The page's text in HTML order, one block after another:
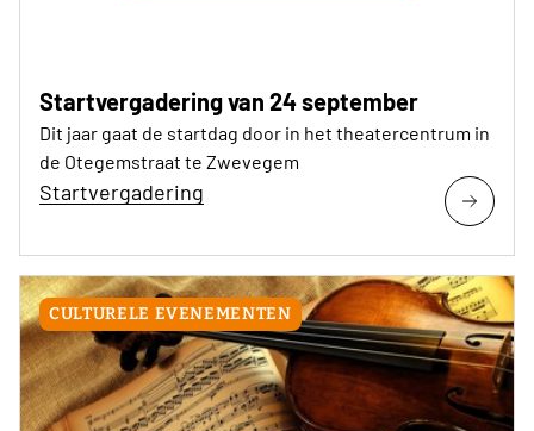
Startvergadering van 24 september
Dit jaar gaat de startdag door in het theatercentrum in
de Otegemstraat te Zwevegem
Startvergadering
CULTURELE EVENEMENTEN